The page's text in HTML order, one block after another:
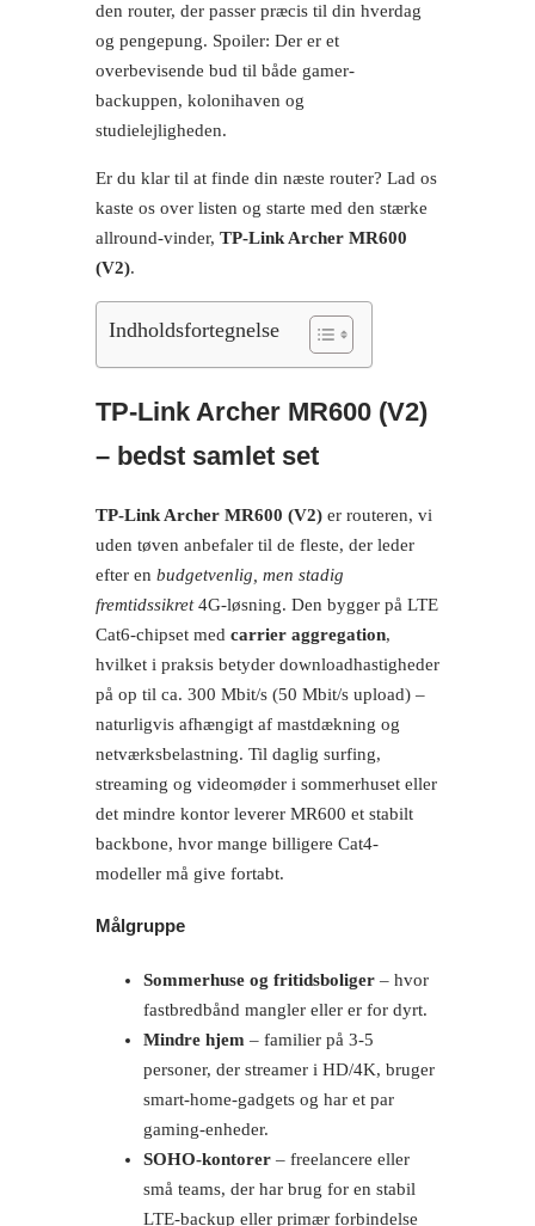
den router, der passer præcis til din hverdag
og pengepung. Spoiler: Der er et
overbevisende bud til både gamer-
backuppen, kolonihaven og
studielejligheden.
Er du klar til at finde din næste router? Lad os
kaste os over listen og starte med den stærke
allround-vinder, TP-Link Archer MR600
(V2).
Indholdsfortegnelse
TP‑Link Archer MR600 (V2)
– bedst samlet set
TP-Link Archer MR600 (V2) er routeren, vi
uden tøven anbefaler til de fleste, der leder
efter en budgetvenlig, men stadig
fremtidssikret4G-løsning. Den bygger på LTE
Cat6-chipset med carrier aggregation,
hvilket i praksis betyder downloadhastigheder
på op til ca. 300 Mbit/s (50 Mbit/s upload) –
naturligvis afhængigt af mastdækning og
netværksbelastning. Til daglig surfing,
streaming og videomøder i sommerhuset eller
det mindre kontor leverer MR600 et stabilt
backbone, hvor mange billigere Cat4-
modeller må give fortabt.
Målgruppe
Sommerhuse og fritidsboliger – hvor
fastbredbånd mangler eller er for dyrt.
Mindre hjem – familier på 3-5
personer, der streamer i HD/4K, bruger
smart-home-gadgets og har et par
gaming-enheder.
SOHO-kontorer – freelancere eller
små teams, der har brug for en stabil
LTE-backup eller primær forbindelse